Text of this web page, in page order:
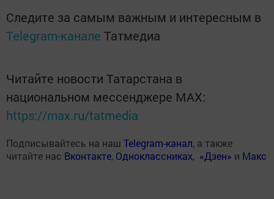
Следите за самым важным и интересным в
Telegram-канале Татмедиа
Читайте новости Татарстана в
национальном мессенджере MАХ:
https://max.ru/tatmedia
Подписывайтесь на наш Telegram-канал, а также
читайте нас Вконтакте, Одноклассниках, «Дзен» и Макс